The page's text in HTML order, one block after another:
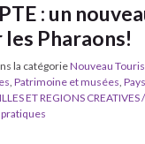
: un
les Pharaons!
la catégorieNouveau
, Patrimoine et musées,
ET REGIONS